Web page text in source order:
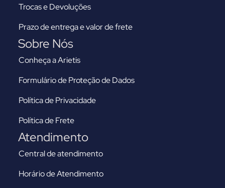
Trocas e Devoluções
Prazo de entrega e valor de frete
Sobre Nós
Conheça a Arietis
Formulário de Proteção de Dados
Política de Privacidade
Política de Frete
Atendimento
Central de atendimento
Horário de Atendimento